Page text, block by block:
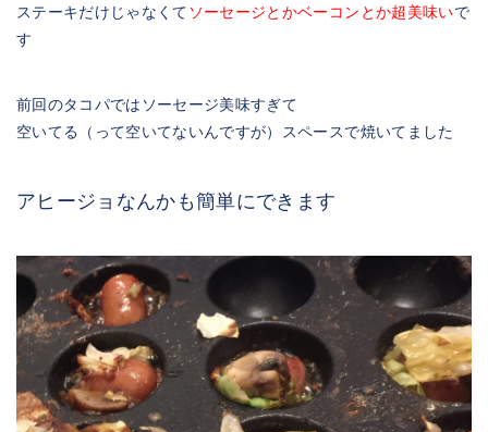
ステーキだけじゃなくて ソーセージとかベーコンとか超美味いで
す
前回のタコパではソーセージ美味すぎて
空いてる（って空いてないんですが）スペースで焼いてました
アヒージョなんかも簡単にできます